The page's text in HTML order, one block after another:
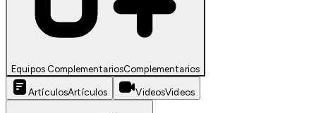
Equipos ComplementariosComplementarios
ArtículosArtículos VideosVideos